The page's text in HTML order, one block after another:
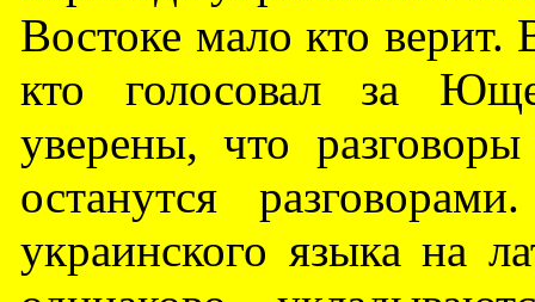
Востоке мало кто верит.
кто голосовал за
уверены, что
останутся
украинского языка на